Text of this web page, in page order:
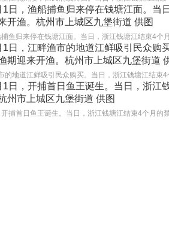
鱼归来停在钱塘江面。当日，浙江钱塘江结束4个
的地道江鲜吸引民众购买。当日，浙江钱塘江结束
捕首日鱼王诞生。当日，浙江钱塘江结束4个月的